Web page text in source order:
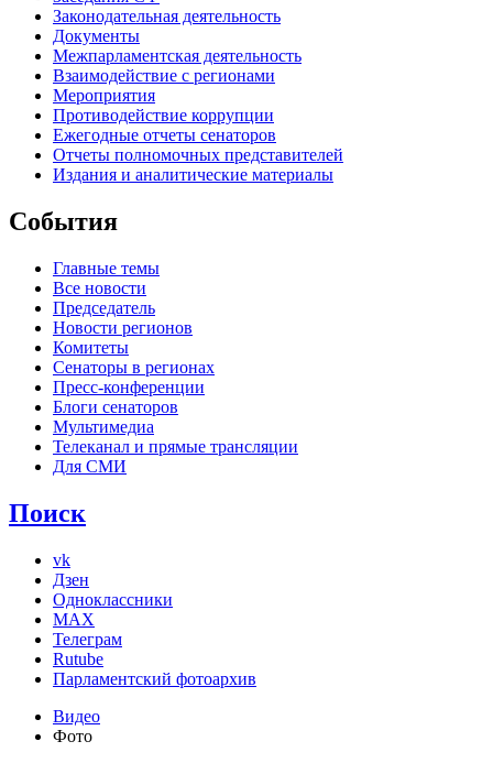
Законодательная деятельность
Документы
Межпарламентская деятельность
Взаимодействие с регионами
Мероприятия
Противодействие коррупции
Ежегодные отчеты сенаторов
Отчеты полномочных представителей
Издания и аналитические материалы
События
Главные темы
Все новости
Председатель
Новости регионов
Комитеты
Сенаторы в регионах
Пресс-конференции
Блоги сенаторов
Мультимедиа
Телеканал и прямые трансляции
Для СМИ
Поиск
vk
Дзен
Одноклассники
MAX
Телеграм
Rutube
Парламентский фотоархив
Видео
Фото